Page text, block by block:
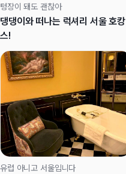
텅장이 돼도 괜찮아
댕댕이와 떠나는 럭셔리 서울 호캉
스!
유럽 아니고 서울입니다